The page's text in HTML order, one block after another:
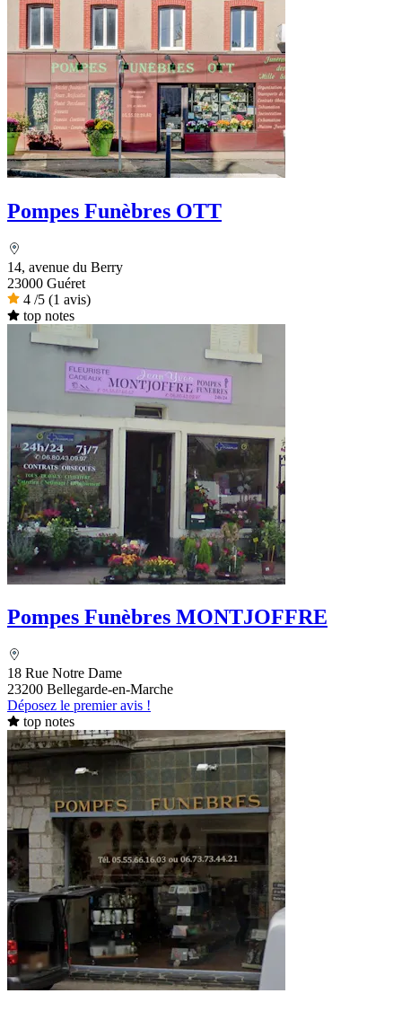
Pompes Funèbres OTT
14, avenue du Berry
23000 Guéret
4 /5 (1 avis)
top notes
Pompes Funèbres MONTJOFFRE
18 Rue Notre Dame
23200 Bellegarde-en-Marche
Déposez le premier avis !
top notes